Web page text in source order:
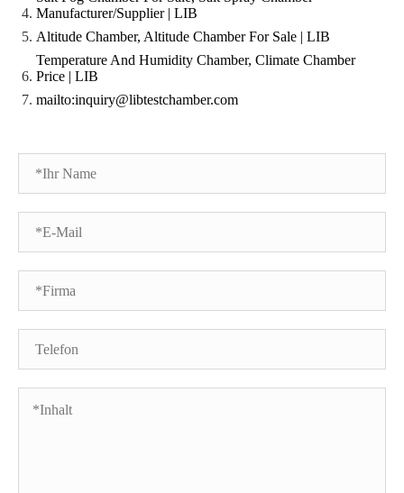
Manufacturer/Supplier | LIB
Altitude Chamber, Altitude Chamber For Sale | LIB
Temperature And Humidity Chamber, Climate Chamber
Price | LIB
mailto:inquiry@libtestchamber.com